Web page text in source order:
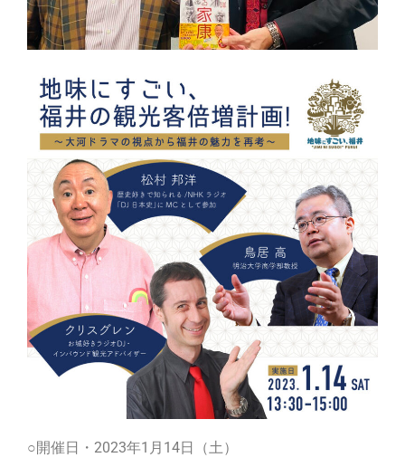
○開催日・2023年1月14日（土）